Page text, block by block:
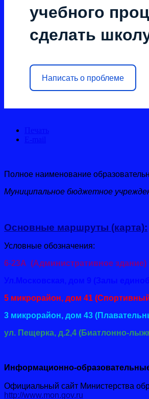
учебного
сделать
Написать о проблеме
Печать
E-mail
Полное наименование
Муниципальное бюджетное
Основные маршруты (карта):
Условные обозначения:
6-23А (Административное здание)
Ул.Московская, дом 9 (Залы
5 микрорайон, дом 41
3 микрорайон, дом 43
ул. Пещерка, д.2,4 (Биатлонно-
Информационно-
Официальный сайт Министерства
http://www.mon.gov.ru